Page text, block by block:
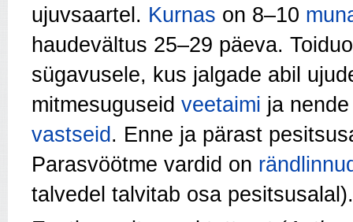
ujuvsaartel. Kurnas on 8–10
haudevältus 25–29 päeva.
sügavusele, kus jalgade abil
mitmesuguseid veetaimi ja
vastseid . Enne ja pärast
Parasvöötme vardid on
talvedel talvitab osa pesitsusalal).